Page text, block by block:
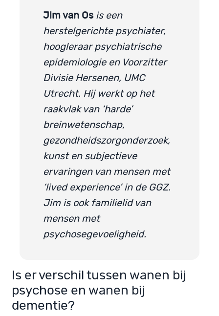
Jim van Os is een
herstelgerichte psychiater,
hoogleraar psychiatrische
epidemiologie en Voorzitter
Divisie Hersenen, UMC
Utrecht. Hij werkt op het
raakvlak van ‘harde’
breinwetenschap,
gezondheidszorgonderzoek,
kunst en subjectieve
ervaringen van mensen met
‘lived experience’ in de GGZ.
Jim is ook familielid van
mensen met
psychosegevoeligheid.
Is er verschil tussen wanen bij
psychose en wanen bij
dementie?